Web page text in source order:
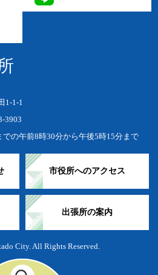
1-1-1
3903
の午前8時30分から午後5時15分まで
市役所へのアクセス
出張所の案内
City. All Rights Reserved.